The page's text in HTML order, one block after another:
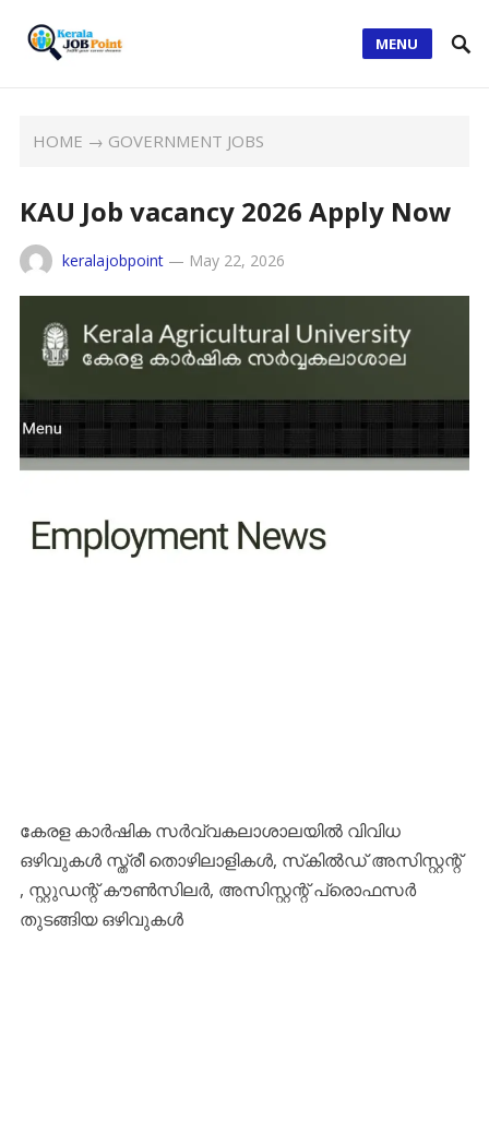
MENU
HOME → GOVERNMENT JOBS
KAU Job vacancy 2026 Apply Now
keralajobpoint— May 22, 2026
കേരള കാർഷിക സർവ്വകലാശാലയിൽ വിവിധ
ഒഴിവുകൾ സ്ത്രീ തൊഴിലാളികൾ, സ്‌കിൽഡ് അസിസ്റ്റന്റ്
, സ്റ്റുഡന്റ് കൗൺസിലർ, അസിസ്റ്റന്റ് പ്രൊഫസർ
തുടങ്ങിയ ഒഴിവുകൾ